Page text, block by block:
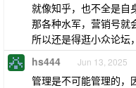
就像知乎，也不全是自
那各种水军，营销号就
所以还是得逛小众论坛
hs444 Jun 13, 2025
管理是不可能管理的，